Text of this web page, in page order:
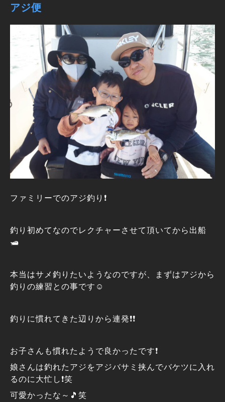
アジ便
ファミリーでのアジ釣り❗
釣り初めてなのでレクチャーさせて頂いてから出船
🛥️
本当はサメ釣りたいようなのですが、まずはアジから
釣りの練習との事です☺️
釣りに慣れてきた辺りから連発❗❗
お子さんも慣れたようで良かったです❗
娘さんは釣れたアジをアジバサミ挟んでバケツに入れ
るのに大忙し❗笑
可愛かったな～🎵笑